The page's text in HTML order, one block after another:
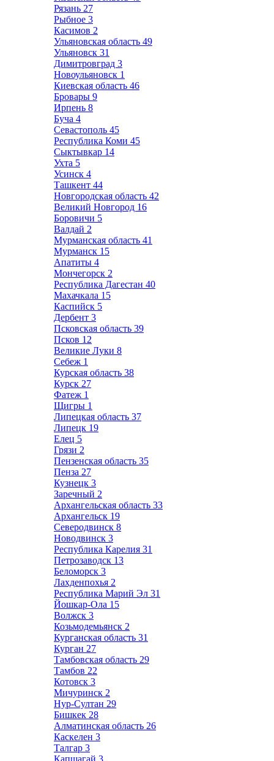
Рязань 27
Рыбное 3
Касимов 2
Ульяновская область 49
Ульяновск 31
Димитровград 3
Новоульяновск 1
Киевская область 46
Бровары 9
Ирпень 8
Буча 4
Севастополь 45
Республика Коми 45
Сыктывкар 14
Ухта 5
Усинск 4
Ташкент 44
Новгородская область 42
Великий Новгород 16
Боровичи 5
Валдай 2
Мурманская область 41
Мурманск 15
Апатиты 4
Мончегорск 2
Республика Дагестан 40
Махачкала 15
Каспийск 5
Дербент 3
Псковская область 39
Псков 12
Великие Луки 8
Себеж 1
Курская область 38
Курск 27
Фатеж 1
Щигры 1
Липецкая область 37
Липецк 19
Елец 5
Грязи 2
Пензенская область 35
Пенза 27
Кузнецк 3
Заречный 2
Архангельская область 33
Архангельск 19
Северодвинск 8
Новодвинск 3
Республика Карелия 31
Петрозаводск 13
Беломорск 3
Лахденпохья 2
Республика Марий Эл 31
Йошкар-Ола 15
Волжск 3
Козьмодемьянск 2
Курганская область 31
Курган 27
Тамбовская область 29
Тамбов 22
Котовск 3
Мичуринск 2
Нур-Султан 29
Бишкек 28
Алматинская область 26
Каскелен 3
Талгар 3
Капшагай 3